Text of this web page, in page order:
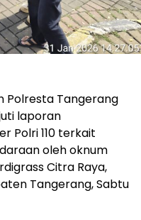
Polresta Tangerang
laporan
Polri 110 terkait
oleh oknum
Citra Raya,
Tangerang, Sabtu